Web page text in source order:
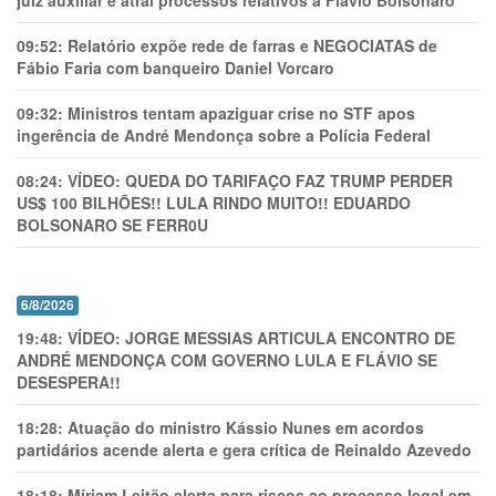
09:52: Relatório expõe rede de farras e NEGOCIATAS de
Fábio Faria com banqueiro Daniel Vorcaro
09:32: Ministros tentam apaziguar crise no STF apos
ingerência de André Mendonça sobre a Polícia Federal
08:24: VÍDEO: QUEDA DO TARIFAÇO FAZ TRUMP PERDER
US$ 100 BILHÕES!! LULA RINDO MUITO!! EDUARDO
BOLSONARO SE FERR0U
6/8/2026
19:48: VÍDEO: JORGE MESSIAS ARTICULA ENCONTRO DE
ANDRÉ MENDONÇA COM GOVERNO LULA E FLÁVIO SE
DESESPERA!!
18:28: Atuação do ministro Kássio Nunes em acordos
partidários acende alerta e gera crítica de Reinaldo Azevedo